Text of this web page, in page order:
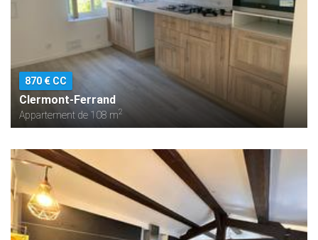
870 € CC
Clermont-Ferrand
Appartement de 108 m2